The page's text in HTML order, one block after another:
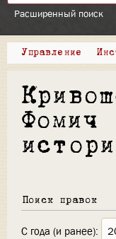
Расширенный поиск
Управление
Фомич
Поиск правок
С года (и ранее):